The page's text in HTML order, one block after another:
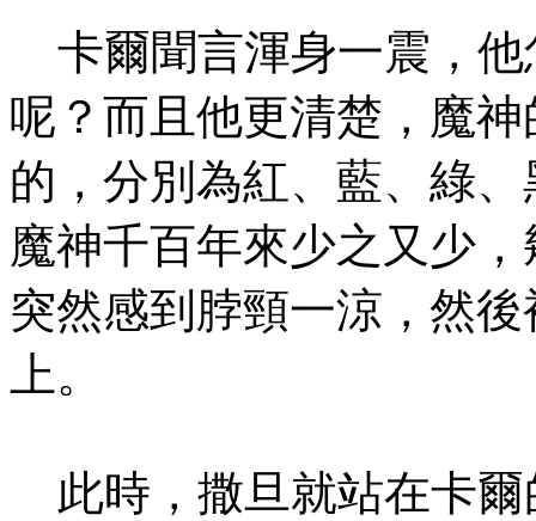
卡爾聞言渾身一震，他
呢？而且他更清楚，魔
的，分別為紅、藍、綠
魔神千百年來少之又少
突然感到脖頸一涼，然
上。
此時，撒旦就站在卡爾